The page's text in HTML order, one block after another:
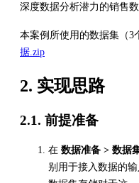
深度数据分析潜力的销售数
本案例所使用的数据集（3
据.zip
2. 实现思路
2.1. 前提准备
在 数据准备 > 数据
别用于接入数据的